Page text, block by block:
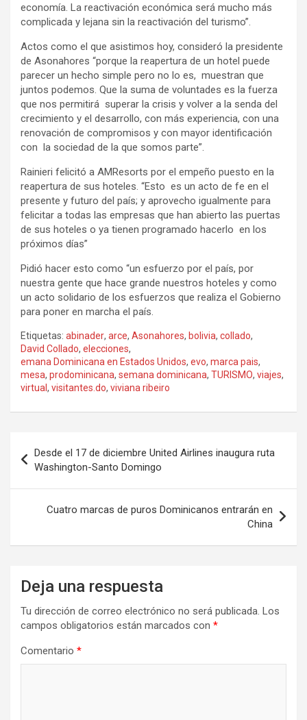
economía. La reactivación económica será mucho más
complicada y lejana sin la reactivación del turismo”.
Actos como el que asistimos hoy, consideró la presidente
de Asonahores “porque la reapertura de un hotel puede
parecer un hecho simple pero no lo es, muestran que
juntos podemos. Que la suma de voluntades es la fuerza
que nos permitirá superar la crisis y volver a la senda del
crecimiento y el desarrollo, con más experiencia, con una
renovación de compromisos y con mayor identificación
con la sociedad de la que somos parte”.
Rainieri felicitó a AMResorts por el empeño puesto en la
reapertura de sus hoteles. “Esto es un acto de fe en el
presente y futuro del país; y aprovecho igualmente para
felicitar a todas las empresas que han abierto las puertas
de sus hoteles o ya tienen programado hacerlo en los
próximos días”
Pidió hacer esto como “un esfuerzo por el país, por
nuestra gente que hace grande nuestros hoteles y como
un acto solidario de los esfuerzos que realiza el Gobierno
para poner en marcha el país.
Etiquetas: abinader, arce, Asonahores, bolivia, collado,
David Collado, elecciones,
emana Dominicana en Estados Unidos, evo, marca pais,
mesa, prodominicana, semana dominicana, TURISMO, viajes,
virtual , visitantes.do, viviana ribeiro
de
entradas
Desde el 17 de diciembre United Airlines inaugura ruta
Washington-Santo Domingo
Cuatro marcas de puros Dominicanos entrarán en
China
Deja una respuesta
Tu dirección de correo electrónico no será publicada. Los
campos obligatorios están marcados con *
Comentario *